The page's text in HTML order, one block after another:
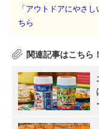
「アウトドアにやさ
ちら